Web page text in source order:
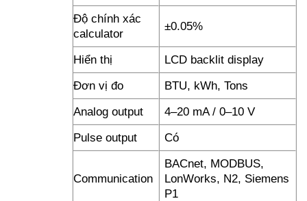
Độ chính xác
calculator
±0.05%
Hiển thị
LCD backlit display
Đơn vị đo
BTU, kWh, Tons
Analog output
4–20 mA / 0–10 V
Pulse output
Có
Communication
BACnet, MODBUS,
LonWorks, N2, Siemens
P1